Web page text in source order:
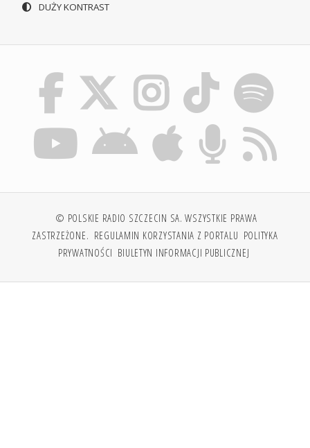
DUŻY KONTRAST
© POLSKIE RADIO SZCZECIN SA. WSZYSTKIE PRAWA
ZASTRZEŻONE. REGULAMIN KORZYSTANIA Z PORTALU POLITYKA
PRYWATNOŚCI BIULETYN INFORMACJI PUBLICZNEJ